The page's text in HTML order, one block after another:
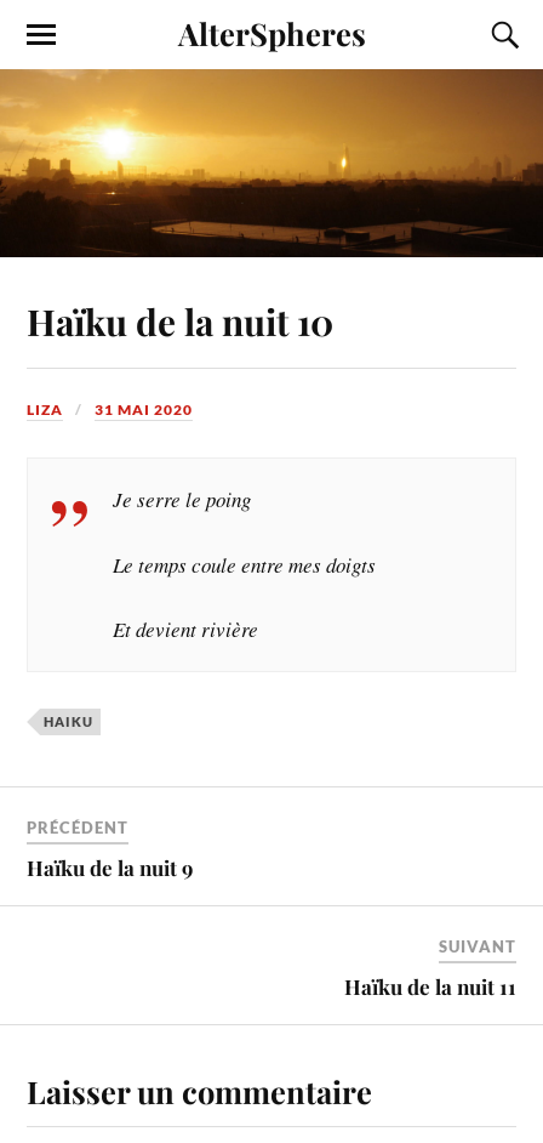
AlterSpheres
Haïku de la nuit 10
LIZA 31 MAI 2020
Je serre le poing
Le temps coule entre mes doigts
Et devient rivière
HAIKU
PRÉCÉDENT
Haïku de la nuit 9
SUIVANT
Haïku de la nuit 11
Laisser un commentaire